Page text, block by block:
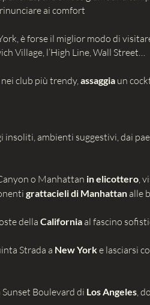
ai comfort
è forse il miglior modo di
Village, l’High Line, Wall Street…
club più trendy,assaggiaun
insoliti, ambienti suggestivi, dai
o Manhattan in elicottero,
grattacieli di Manhattanalle
della Californiaal fascino
Strada a New Yorke lasciarsi
Sunset Boulevard di Los Angeles,